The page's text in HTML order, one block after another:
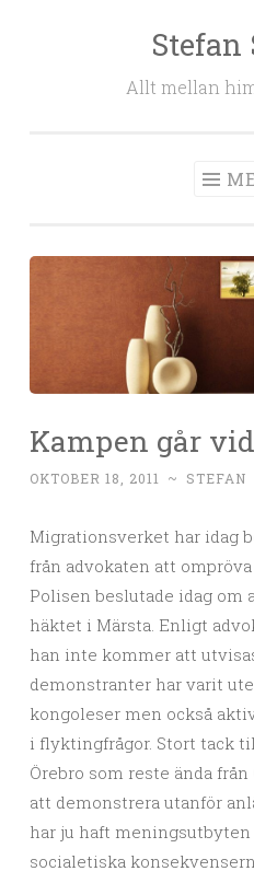
Stefan
Allt mellan
Kampen går
OKTOBER 18, 2011 ~ STEFAN
Migrationsverket har idag
från advokaten att
Polisen beslutade idag
häktet i Märsta. Enligt
han inte kommer att
demonstranter har varit
kongoleser men också
i flyktingfrågor. Stort tack
Örebro som reste ända
att demonstrera utanför
har ju haft meningsutbyten
socialetiska